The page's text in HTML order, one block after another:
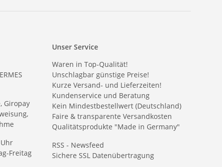
Giropay
Freitag
Unser Service
Waren in Top-Qualität!
Unschlagbar günstige Preise!
Kurze Versand- und Lieferzeiten!
Kundenservice und Beratung
Kein Mindestbestellwert (Deutschland)
Faire & transparente Versandkosten
Qualitätsprodukte "Made in Germany"
RSS - Newsfeed
Sichere SSL Datenübertragung